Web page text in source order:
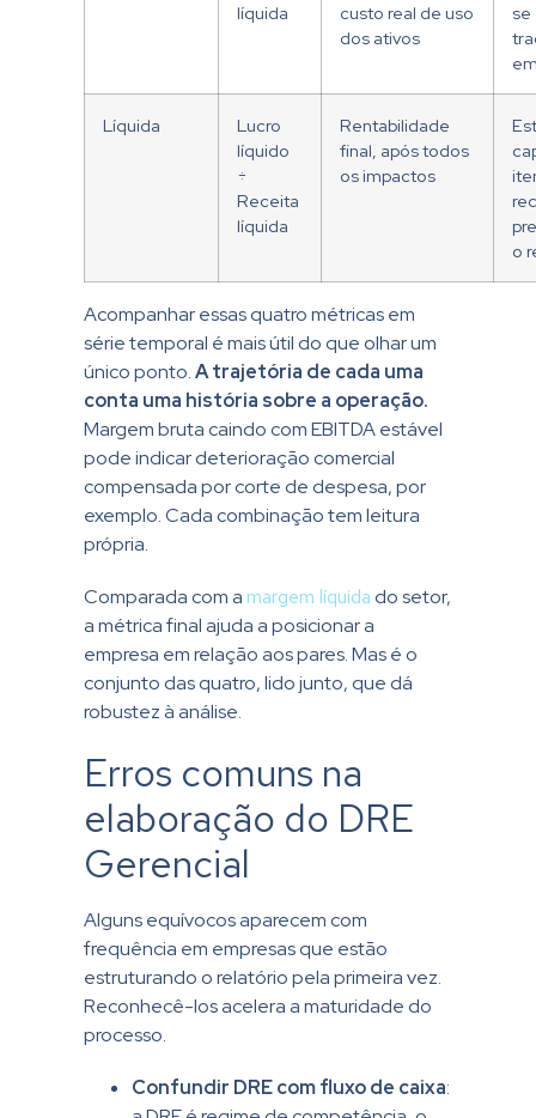
líquida
custo real de uso
dos ativos
se
Líquida
Lucro
líquido
÷
Receita
líquida
Rentabilidade
final, após todos
os impactos
o
Acompanhar essas quatro métricas em
série temporal é mais útil do que olhar um
único ponto.A trajetória de cada uma
conta uma história sobre a operação.
Margem bruta caindo com EBITDA estável
pode indicar deterioração comercial
compensada por corte de despesa, por
exemplo. Cada combinação tem leitura
própria.
Comparada com a margem líquida do setor,
a métrica final ajuda a posicionar a
empresa em relação aos pares. Mas é o
conjunto das quatro, lido junto, que dá
robustez à análise.
Erros comuns na
elaboração do DRE
Gerencial
Alguns equívocos aparecem com
frequência em empresas que estão
estruturando o relatório pela primeira vez.
Reconhecê-los acelera a maturidade do
processo.
Confundir DRE com fluxo de caixa: